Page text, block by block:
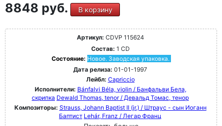
8848 руб. В корзину
Артикул: CDVP 115624
Состав: 1 CD
Состояние: Новое. Заводская упаковка.
Дата релиза: 01-01-1997
Лейбл: Capriccio
Исполнители: Bánfalvi Béla, violin / Банфальви Бела,
скрипка Dewald Thomas, tenor / Девальд Томас, тенор
Композиторы: Strauss, Johann Baptist II (jr.) / Штраус - сын Иоганн
Баптист Lehár, Franz / Легар Франц